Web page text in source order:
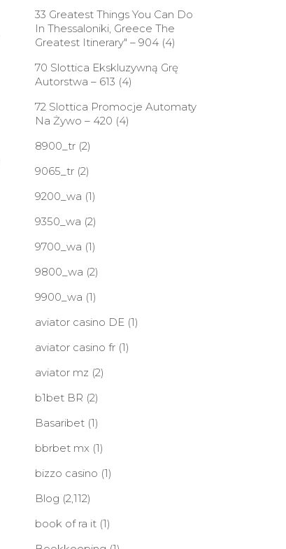
33 Greatest Things You Can Do
In Thessaloniki, Greece The
Greatest Itinerary" – 904(4)
70 Slottica Ekskluzywną Grę
Autorstwa – 613 (4)
72 Slottica Promocje Automaty
Na Żywo – 420 (4)
8900_tr(2)
9065_tr(2)
9200_wa (1)
9350_wa (2)
9700_wa (1)
9800_wa (2)
9900_wa (1)
aviator casino DE(1)
aviator casino fr(1)
aviator mz (2)
b1bet BR (2)
Basaribet(1)
bbrbet mx (1)
bizzo casino (1)
Blog (2,112)
book of ra it(1)